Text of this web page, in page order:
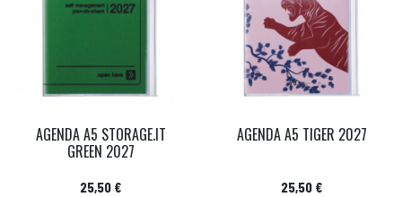
AGENDA A5 STORAGE.IT
GREEN 2027
Prix
25,50 €
AGENDA A5 TIGER 2027
Prix
25,50 €